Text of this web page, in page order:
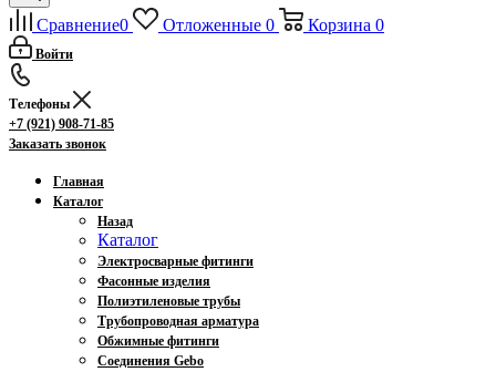
Сравнение0 Отложенные 0 Корзина 0
Войти
Телефоны
+7 (921) 908-71-85
Заказать звонок
Главная
Каталог
Назад
Каталог
Электросварные фитинги
Фасонные изделия
Полиэтиленовые трубы
Трубопроводная арматура
Обжимные фитинги
Соединения Gebo